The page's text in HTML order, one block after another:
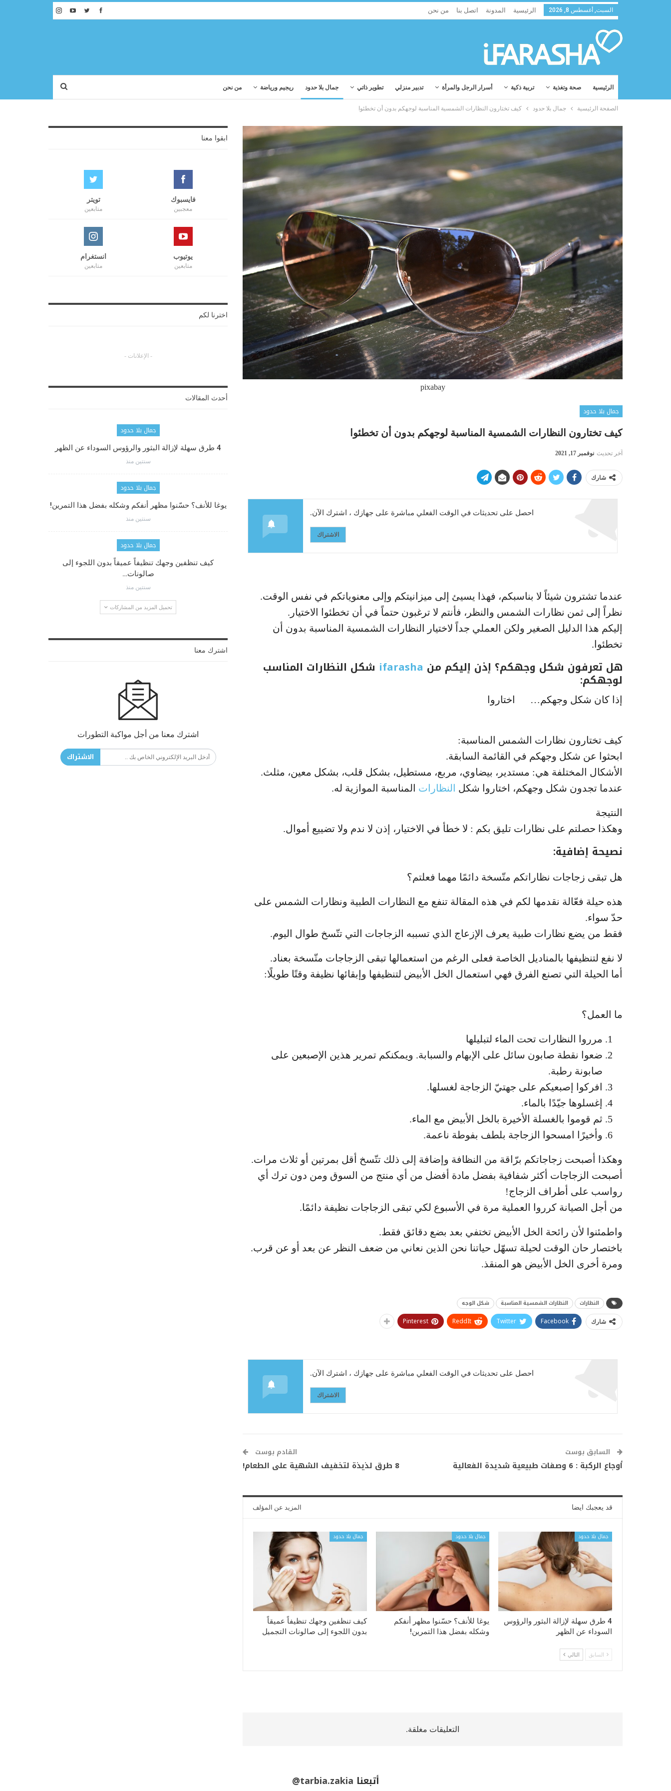
السبت, أغسطس 8, 2026 الرئيسية المدونة اتصل بنا من نحن
الرئيسية صحة وتغذية تربية ذكية أسرار الرجل والمرأة تدبير منزلي تطوير ذاتي جمال بلا حدود ريجيم ورياضة من نحن
الصفحة الرئيسية جمال بلا حدود كيف تختارون النظارات الشمسية المناسبة لوجهكم بدون أن تخطئوا
pixabay
جمال بلا حدود
كيف تختارون النظارات الشمسية المناسبة لوجهكم بدون أن تخطئوا
آخر تحديث نوفمبر 17, 2021
شارك
احصل على تحديثات في الوقت الفعلي مباشرة على جهازك ، اشترك الآن.
الاشتراك
عندما تشترون شيئاً لا بناسبكم، فهذا يسيئ إلى ميزانيتكم وإلى معنوياتكم في نفس الوقت.
نظراً إلى ثمن نظارات الشمس والنظر، فأنتم لا ترغبون حتماً في أن تخطئوا الاختيار.
إليكم هذا الدليل الصغير ولكن العملي جداً لاختيار النظارات الشمسية المناسبة بدون أن
تخطئوا.
هل تعرفون شكل وجهكم؟ إذن إليكم من ifarasha شكل النظارات المناسب
لوجهكم:
إذا كان شكل وجهكم… اختاروا
كيف تختارون نظارات الشمس المناسبة:
ابحثوا عن شكل وجهكم في القائمة السابقة.
الأشكال المختلفة هي: مستدير، بيضاوي، مربع، مستطيل، بشكل قلب، بشكل معين، مثلث.
عندما تجدون شكل وجهكم، اختاروا شكل النظارات المناسبة الموازية له.
النتيجة
وهكذا حصلتم على نظارات تليق بكم : لا خطأ في الاختيار، إذن لا ندم ولا تضييع أموال.
نصيحة إضافية:
هل تبقى زجاجات نظاراتكم متّسخة دائمًا مهما فعلتم؟
هذه حيلة فعّالة نقدمها لكم في هذه المقالة تنفع مع النظارات الطبية ونظارات الشمس على
حدّ سواء.
فقط من يضع نظارات طبية يعرف الإزعاج الذي تسببه الزجاجات التي تتّسخ طوال اليوم.
لا نفع لتنظيفها بالمناديل الخاصة فعلى الرغم من استعمالها تبقى الزجاجات متّسخة بعناد.
أما الحيلة التي تصنع الفرق فهي استعمال الخل الأبيض لتنظيفها وإبقائها نظيفة وقتًا طويلًا:
ما العمل؟
مرروا النظارات تحت الماء لتبليلها
ضعوا نقطة صابون سائل على الإبهام والسبابة. ويمكنكم تمرير هذين الإصبعين على
صابونة رطبة.
افركوا إصبعيكم على جهتيّ الزجاجة لغسلها.
إغسلوها جيّدًا بالماء.
ثم قوموا بالغسلة الأخيرة بالخل الأبيض مع الماء.
وأخيرًا امسحوا الزجاجة بلطف بفوطة ناعمة.
وهكذا أصبحت زجاجاتكم برّاقة من النظافة وإضافة إلى ذلك تتّسخ أقل بمرتين أو ثلاث مرات.
أصبحت الزجاجات أكثر شفافية بفضل مادة أفضل من أي منتج من السوق ومن دون ترك أي
رواسب على أطراف الزجاج!
من أجل الصيانة كرروا العملية مرة في الأسبوع لكي تبقى الزجاجات نظيفة دائمًا.
واطمئنوا لأن رائحة الخل الأبيض تختفي بعد بضع دقائق فقط.
باختصار حان الوقت لحيلة تسهّل حياتنا نحن الذين نعاني من ضعف النظر عن بعد أو عن قرب.
ومرة أخرى الخل الأبيض هو المنقذ.
النظارات النظارات الشمسية المناسبة شكل الوجه
شارك Facebook
Twitter
ReddIt
Pinterest
احصل على تحديثات في الوقت الفعلي مباشرة على جهازك ، اشترك الآن.
الاشتراك
السابق بوست
أوجاع الركبة : 6 وصفات طبيعية شديدة الفعالية
القادم بوست
8 طرق لذيذة لتخفيف الشهية على الطعام!
قد يعجبك ايضا المزيد عن المؤلف
جمال بلا حدود
4 طرق سهلة لإزالة البثور والرؤوس
السوداء عن الظهر
جمال بلا حدود
يوغا للأنف؟ حسّنوا مظهر أنفكم
وشكله بفضل هذا التمرين!
جمال بلا حدود
كيف تنظفين وجهك تنظيفاً عميقاً
بدون اللجوء إلى صالونات التجميل
السابق التالي
التعليقات مغلقة.
ابقوا معنا
فايسبوك
معجبين
تويتر
متابعين
يوتيوب
متابعين
انستغرام
متابعين
اخترنا لكم
- الإعلانات -
أحدث المقالات
جمال بلا حدود
4 طرق سهلة لإزالة البثور والرؤوس السوداء عن الظهر
سنتين منذ
جمال بلا حدود
يوغا للأنف؟ حسّنوا مظهر أنفكم وشكله بفضل هذا التمرين!
سنتين منذ
جمال بلا حدود
كيف تنظفين وجهك تنظيفاً عميقاً بدون اللجوء إلى
صالونات…
سنتين منذ
تحميل المزيد من المشاركات
اشترك معنا
اشترك معنا من أجل مواكبة التطورات
الاشتراك
أتبعنا @tarbia.zakia